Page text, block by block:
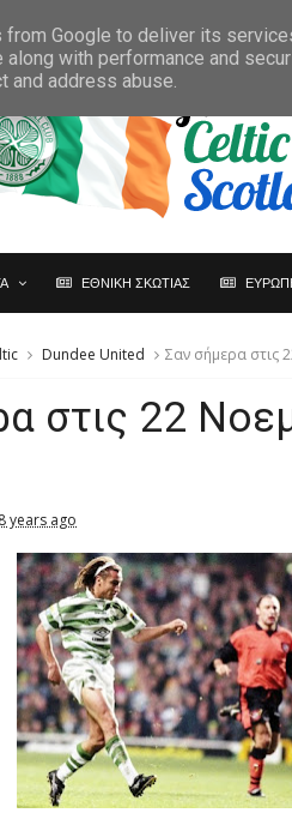
ΕΘΝΙΚΗ ΣΚΩΤΙΑΣ
Dundee United Σαν σήμερα στις
στις 22
8 years ago
Google to deliver its
along with performance and
and address abuse.